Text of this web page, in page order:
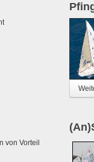
von Vorteil